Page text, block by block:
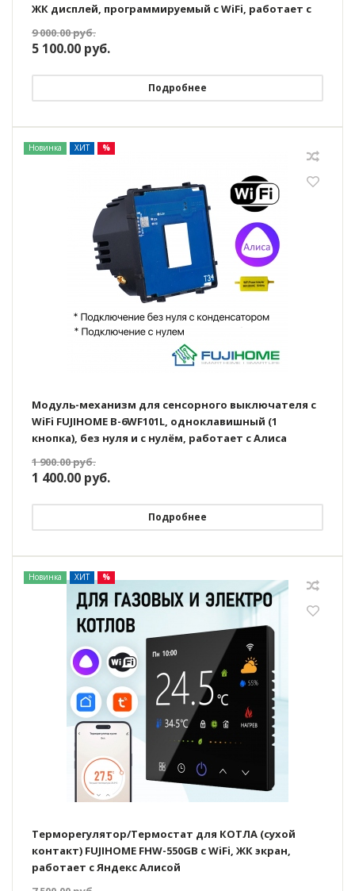
ЖК дисплей, программируемый с WiFi, работает с
Яндекс Алисой
9 000.00руб.
5 100.00 руб.
Подробнее
Новинка ХИТ %
Модуль-механизм для сенсорного выключателя с
WiFi FUJIHOME B-6WF101L, одноклавишный (1
кнопка), без нуля и с нулём, работает с Алиса
1 900.00руб.
1 400.00 руб.
Подробнее
Новинка ХИТ %
Терморегулятор/Термостат для КОТЛА (сухой
контакт) FUJIHOME FHW-550GB с WiFi, ЖК экран,
работает с Яндекс Алисой